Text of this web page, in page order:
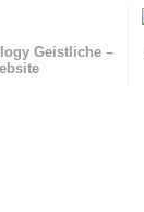
Geistliche –